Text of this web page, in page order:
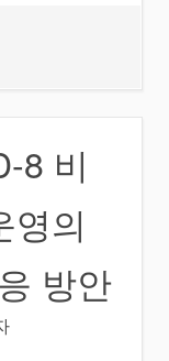
8 비
영의
방안